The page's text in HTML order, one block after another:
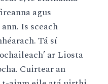
agus
Is sceach
Tá sí
ar Liosta
Cuirtear an